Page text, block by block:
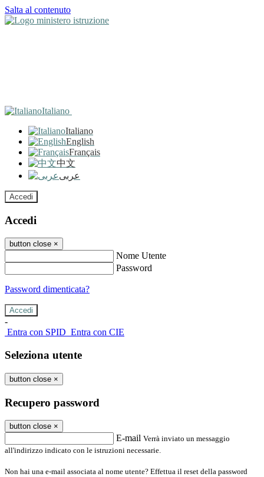
Salta al contenuto
Italiano
Italiano
English
Français
中文
عربى
Accedi
Accedi
button close ×
Nome Utente
Password
Password dimenticata?
-
Entra con SPID Entra con CIE
Seleziona utente
button close ×
Recupero password
button close ×
E-mail Verrà inviato un messaggio
all'indirizzo indicato con le istruzioni necessarie.
Non hai una e-mail associata al nome utente? Effettua il reset della password